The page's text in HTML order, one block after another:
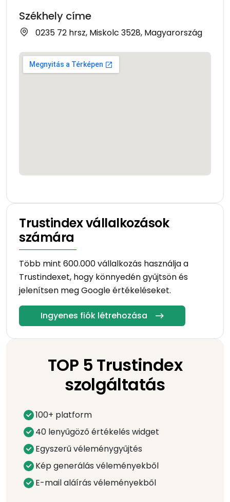
Székhely címe
0235 72 hrsz, Miskolc 3528, Magyarország
Trustindex vállalkozások
számára
Több mint 600.000 vállalkozás használja a
Trustindexet, hogy könnyedén gyűjtsön és
jelenítsen meg Google értékeléseket.
Ingyenes fiók létrehozása
TOP 5 Trustindex
szolgáltatás
100+ platform
40 lenyűgöző értékelés widget
Egyszerű véleménygyűjtés
Kép generálás véleményekből
E-mail aláírás véleményekből